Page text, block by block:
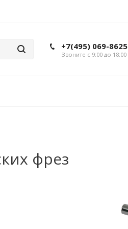
+7(495) 069-8625
Звоните с 9:00 до 18:00
фрез